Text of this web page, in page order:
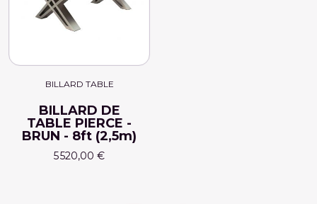
BILLARD TABLE
BILLARD DE
TABLE PIERCE -
BRUN - 8ft (2,5m)
5 520,00 €